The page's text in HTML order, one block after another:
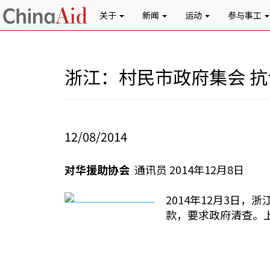
关于 新闻 运动 参与事工
浙江：村民市政府集会
12/08/2014
对华援助协会 通讯员 2014年12月8日
2014年12月3日，浙
款，要求政府清查。